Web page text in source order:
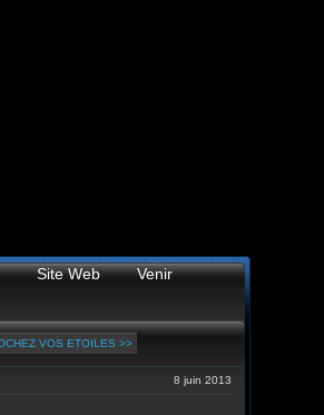
Site Web Venir
VOS ETOILES >>
8 juin 2013